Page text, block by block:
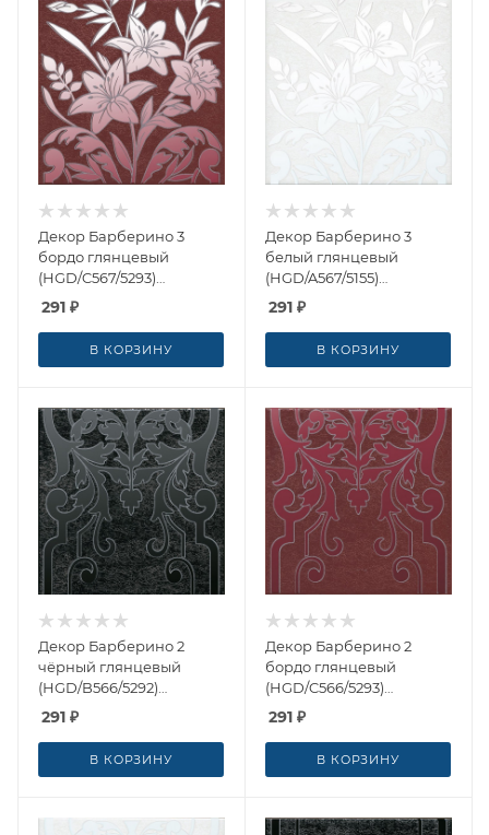
Декор Барберино 3
бордо глянцевый
(HGD/C567/5293)
20x20x0.69 от Kerama
291 ₽
В КОРЗИНУ
Декор Барберино 3
белый глянцевый
(HGD/A567/5155)
20x20x0.69 от Kerama
291 ₽
В КОРЗИНУ
Декор Барберино 2
чёрный глянцевый
(HGD/B566/5292)
20x20x0.69 от Kerama
291 ₽
В КОРЗИНУ
Декор Барберино 2
бордо глянцевый
(HGD/C566/5293)
20x20x0.69 от Kerama
291 ₽
В КОРЗИНУ